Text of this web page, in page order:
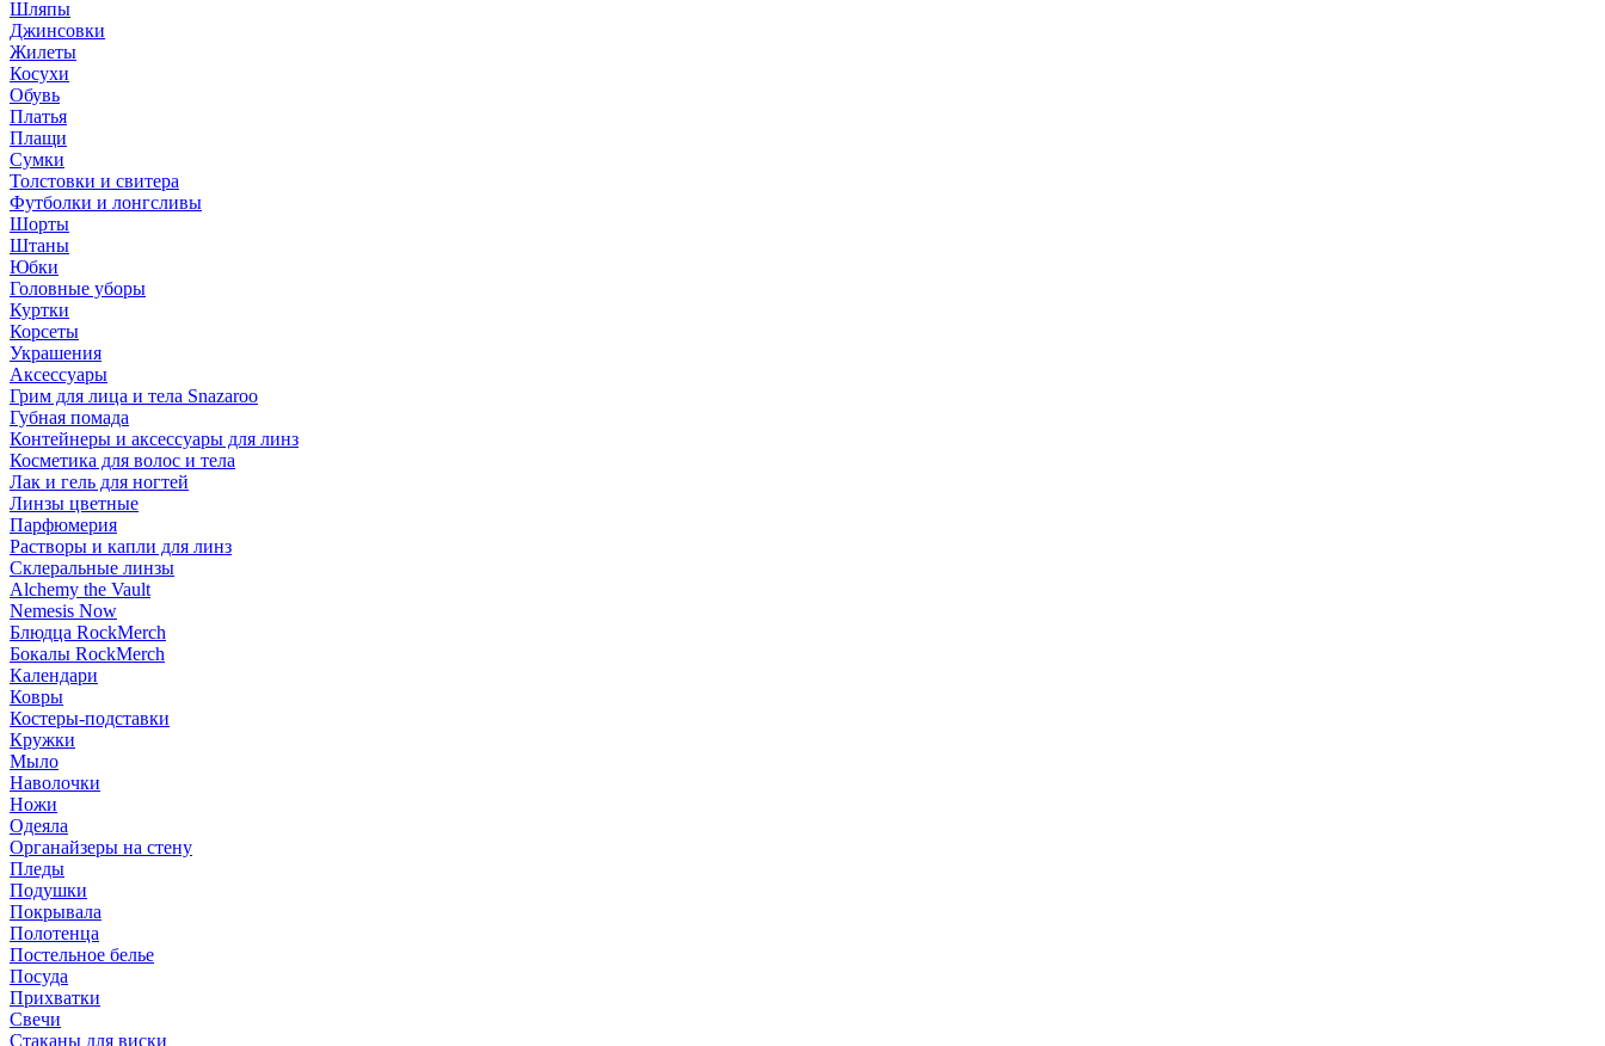
Шляпы
Джинсовки
Жилеты
Косухи
Обувь
Платья
Плащи
Сумки
Толстовки и свитера
Футболки и лонгсливы
Шорты
Штаны
Юбки
Головные уборы
Куртки
Корсеты
Украшения
Аксессуары
Грим для лица и тела Snazaroo
Губная помада
Контейнеры и аксессуары для линз
Косметика для волос и тела
Лак и гель для ногтей
Линзы цветные
Парфюмерия
Растворы и капли для линз
Склеральные линзы
Alchemy the Vault
Nemesis Now
Блюдца RockMerch
Бокалы RockMerch
Календари
Ковры
Костеры-подставки
Кружки
Мыло
Наволочки
Ножи
Одеяла
Органайзеры на стену
Пледы
Подушки
Покрывала
Полотенца
Постельное белье
Посуда
Прихватки
Свечи
Стаканы для виски